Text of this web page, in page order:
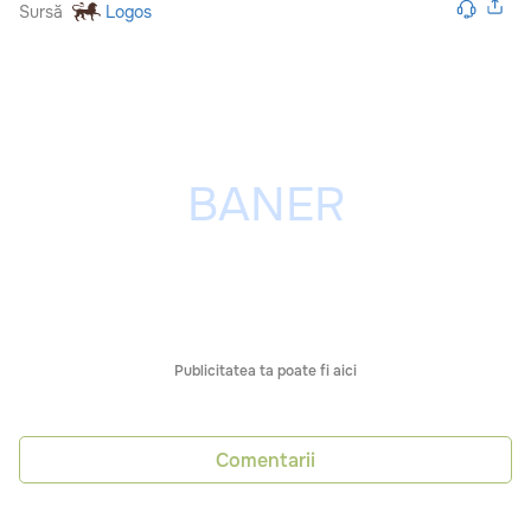
Sursă Logos
Publicitatea ta poate fi aici
Comentarii